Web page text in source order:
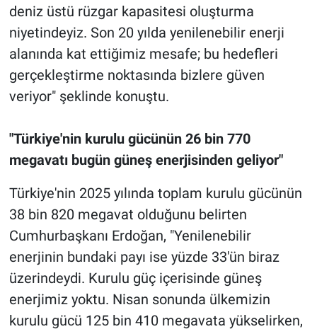
deniz üstü rüzgar kapasitesi oluşturma
niyetindeyiz. Son 20 yılda yenilenebilir enerji
alanında kat ettiğimiz mesafe; bu hedefleri
gerçekleştirme noktasında bizlere güven
veriyor" şeklinde konuştu.
"Türkiye'nin kurulu gücünün 26 bin 770
megavatı bugün güneş enerjisinden geliyor"
Türkiye'nin 2025 yılında toplam kurulu gücünün
38 bin 820 megavat olduğunu belirten
Cumhurbaşkanı Erdoğan, "Yenilenebilir
enerjinin bundaki payı ise yüzde 33'ün biraz
üzerindeydi. Kurulu güç içerisinde güneş
enerjimiz yoktu. Nisan sonunda ülkemizin
kurulu gücü 125 bin 410 megavata yükselirken,